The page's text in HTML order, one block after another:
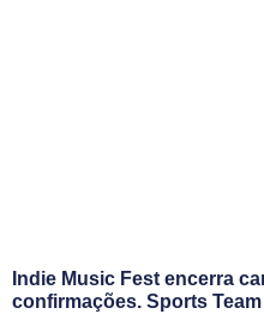
Indie Music Fest encerra
confirmações. Sports